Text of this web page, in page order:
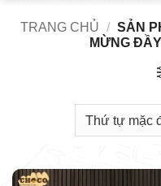
TRANG CHỦ / SẢN
MỪNG